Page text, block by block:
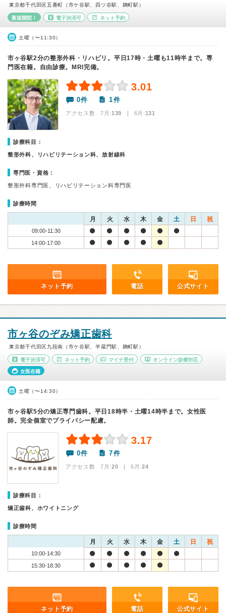
東京都千代田区五番町（市ケ谷駅、四ツ谷駅、麹町駅）
新規開院！ 電子決済可 ネット予約
土曜（〜11:30）
市ヶ谷駅2分の整形外科・リハビリ。平日17時・土曜も11時半まで。専
門医在籍。自由診療。MRI完備。
3.01
0件 1件
アクセス数 7月:139 | 6月:131
診療科目：
整形外科、リハビリテーション科、放射線科
専門医・資格：
整形外科専門医、リハビリテーション科専門医
診療時間
月 火 水 木 金 土 日 祝
09:00-11:30
14:00-17:00
ネット予約 電話 公式サイト
市ヶ谷のぞみ矯正歯科
東京都千代田区九段南（市ケ谷駅、半蔵門駅、麹町駅）
電子決済可 ネット予約 マイナ受付 オンライン診療対応
女医在籍
土曜（〜14:30）
市ヶ谷駅5分の矯正専門歯科。平日18時半・土曜14時半まで。女性医
師。完全個室でプライバシー配慮。
3.17
0件 7件
アクセス数 7月:20 | 6月:24
診療科目：
矯正歯科、ホワイトニング
診療時間
月 火 水 木 金 土 日 祝
10:00-14:30
15:30-18:30
ネット予約 電話 公式サイト